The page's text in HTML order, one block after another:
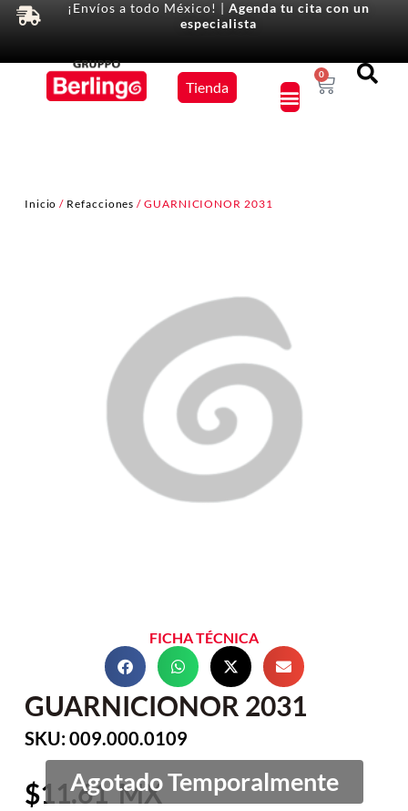
¡Envíos a todo México! | Agenda tu cita con un
especialista
Tienda
0
Inicio / Refacciones / GUARNICIONOR 2031
FICHA TÉCNICA
GUARNICIONOR 2031
SKU: 009.000.0109
11.61